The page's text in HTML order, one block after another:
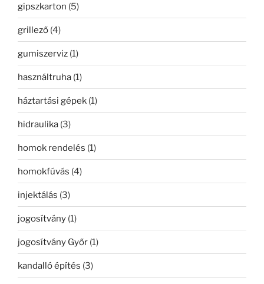
gipszkarton (5)
grillező (4)
gumiszerviz (1)
használtruha (1)
háztartási gépek (1)
hidraulika (3)
homok rendelés (1)
homokfúvás (4)
injektálás (3)
jogosítvány (1)
jogosítvány Győr (1)
kandalló építés (3)